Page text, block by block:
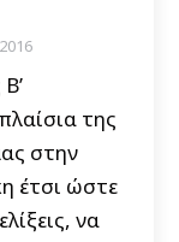
της
στην
έτσι ώστε
να